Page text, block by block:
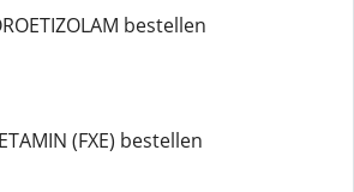
bestellen
(FXE) bestellen